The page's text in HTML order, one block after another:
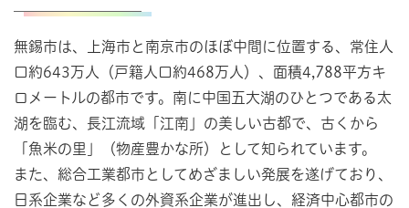
無錫市は、上海市と南京市のほぼ中間に位置する、常住人
口約643万人（戸籍人口約468万人）、面積4,788平方キ
ロメートルの都市です。南に中国五大湖のひとつである太
湖を臨む、長江流域「江南」の美しい古都で、古くから
「魚米の里」（物産豊かな所）として知られています。
また、総合工業都市としてめざましい発展を遂げており、
日系企業など多くの外資系企業が進出し、経済中心都市の